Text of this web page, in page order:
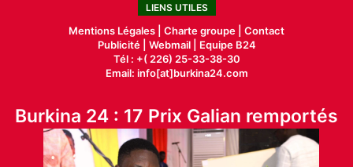
LIENS UTILES
Mentions Légales | Charte groupe | Contact
Publicité| Webmail |
Equipe B24
Tél : +( 226) 25-33-38-30
Email: info[at]burkina24.com
Burkina 24 : 17 Prix Galian remportés